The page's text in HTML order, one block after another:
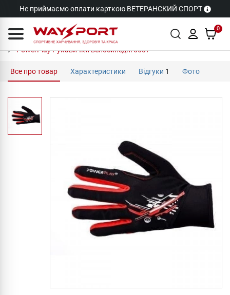
Не приймаємо оплати карткою ВЕТЕРАНСКИЙ СПОРТ
0
PowerPlay Рукавички велосипедні 6607
Все про товар Характеристики Відгуки 1 Фото